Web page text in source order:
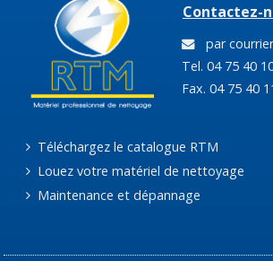
Contactez-
par
Tel. 04 75 40
Fax. 04 75 40
Téléchargez le catalogue RTM
Louez votre matériel de nettoyage
Maintenance et dépannage